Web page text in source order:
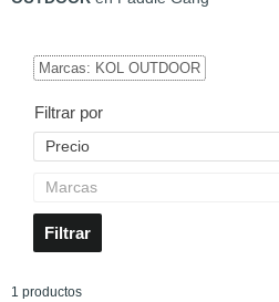
Marcas: KOL OUTDOOR
Filtrar por
Precio
Marcas
1 productos